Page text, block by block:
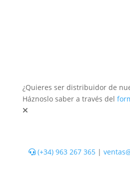
¿Quieres ser distribuidor de
Háznoslo saber a través del
(+34) 963 267 365|